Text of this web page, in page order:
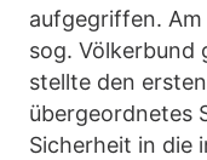
aufgegriffen. Am
sog. Völkerbund
stellte den
übergeordnetes
Sicherheit in die